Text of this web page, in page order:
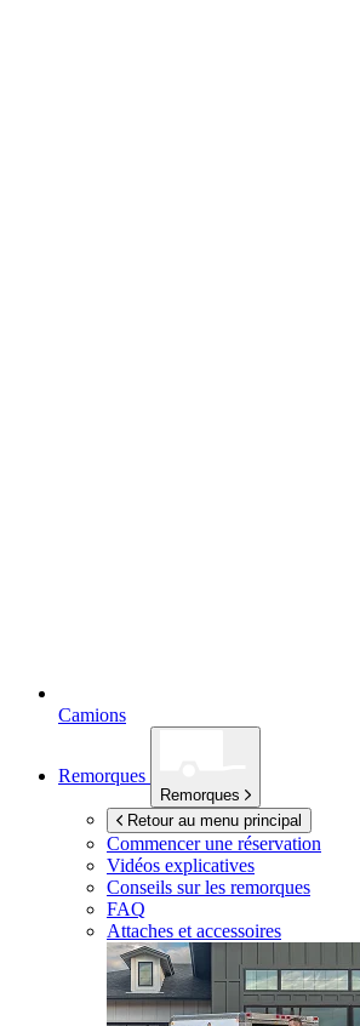
Camions
Remorques
Remorques
Retour au menu principal
Commencer une réservation
Vidéos explicatives
Conseils sur les remorques
FAQ
Attaches et accessoires